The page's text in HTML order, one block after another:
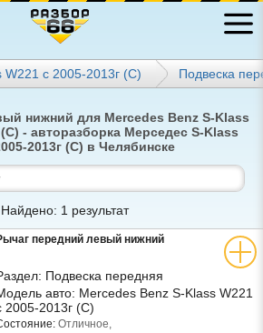
W221 с 2005-2013г (С) Подвеска
нижний для Mercedes Benz S-Klass
(С) - авторазборка Мерседес S-Klass
2013г (С) в Челябинске
Найдено: 1 результат
передний левый нижний
Подвеска передняя
авто: Mercedes Benz S-Klass W221
2005-2013г (С)
Отличное,